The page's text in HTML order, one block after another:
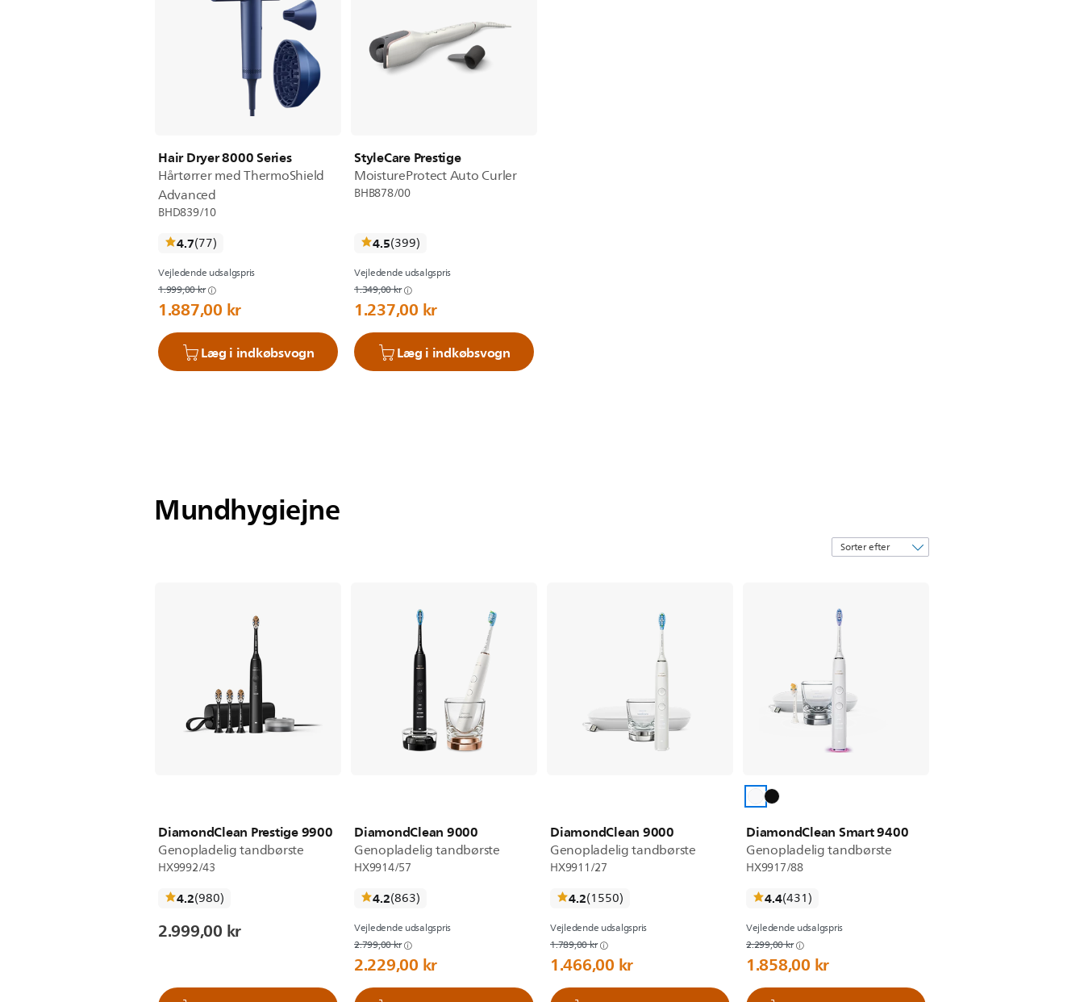
Hair Dryer 8000 Series
Hårtørrer med ThermoShield
Advanced
BHD839/10
4.7(77anmeldelser
)
Vejledende udsalgspris
1.999,00 kr
1.887,00 kr
Læg i indkøbsvogn
StyleCare Prestige
MoistureProtect Auto Curler
BHB878/00
4.5(399anmeldelser
)
Vejledende udsalgspris
1.349,00 kr
1.237,00 kr
Læg i indkøbsvogn
Mundhygiejne
DiamondClean Prestige 9900
Genopladelig tandbørste
HX9992/43
4.2(980anmeldelser
)
2.999,00 kr
DiamondClean 9000
Genopladelig tandbørste
HX9914/57
4.2(863anmeldelser
)
Vejledende udsalgspris
2.799,00 kr
2.229,00 kr
DiamondClean 9000
Genopladelig tandbørste
HX9911/27
4.2(1550anmeldelser
)
Vejledende udsalgspris
1.789,00 kr
1.466,00 kr
DiamondClean Smart 9400
Genopladelig tandbørste
HX9917/88
4.4(431anmeldelser
)
Vejledende udsalgspris
2.299,00 kr
1.858,00 kr